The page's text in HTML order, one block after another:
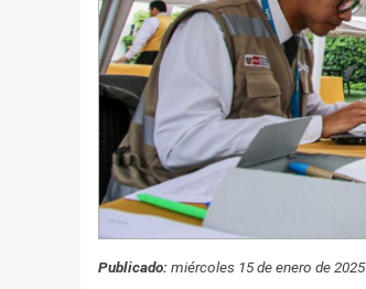
Publicado:miércoles 15 de enero de 2025